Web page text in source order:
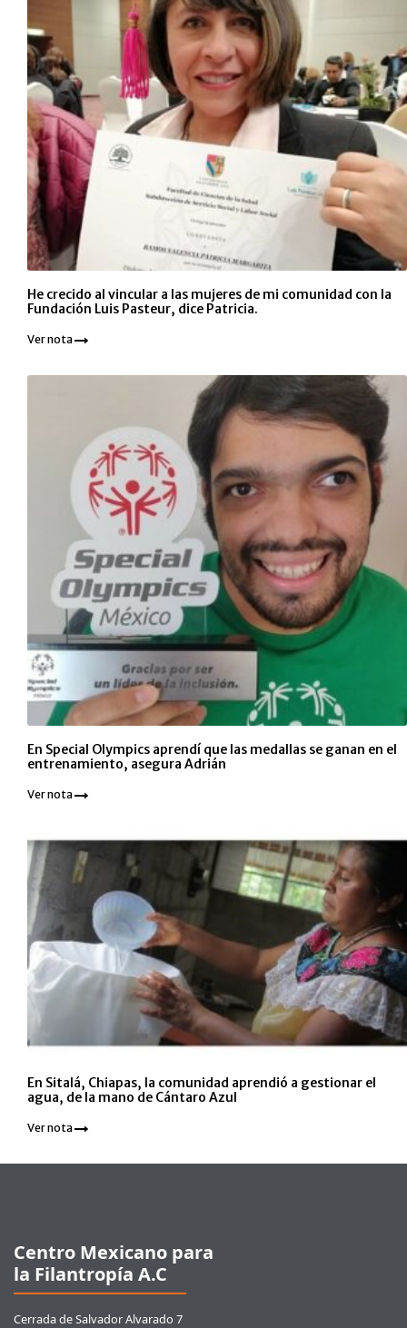
He crecido al vincular a las mujeres de mi comunidad con la
Fundación Luis Pasteur, dice Patricia.
Ver nota
En Special Olympics aprendí que las medallas se ganan en el
entrenamiento, asegura Adrián
Ver nota
En Sitalá, Chiapas, la comunidad aprendió a gestionar el
agua, de la mano de Cántaro Azul
Ver nota
Centro Mexicano para
la Filantropía A.C
Cerrada de Salvador Alvarado 7